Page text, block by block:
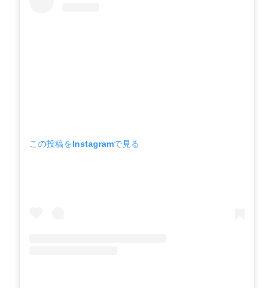
この投稿をInstagramで見る